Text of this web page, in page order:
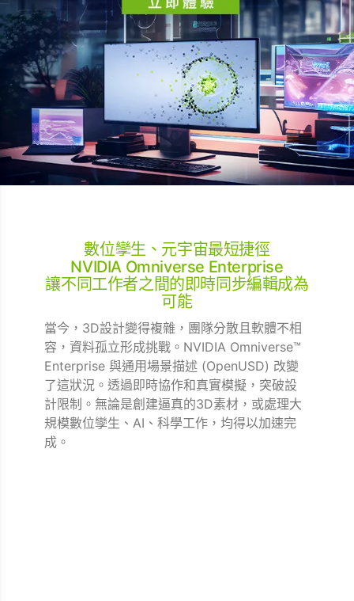
數位孿生、元宇宙最短捷徑
NVIDIA Omniverse Enterprise
讓不同工作者之間的即時同步編輯成為
可能
當今，3D設計變得複雜，團隊分散且軟體不相
容，資料孤立形成挑戰。NVIDIA Omniverse™
Enterprise 與通用場景描述 (OpenUSD) 改變
了這狀況。透過即時協作和真實模擬，突破設
計限制。無論是創建逼真的3D素材，或處理大
規模數位孿生、AI、科學工作，均得以加速完
成。